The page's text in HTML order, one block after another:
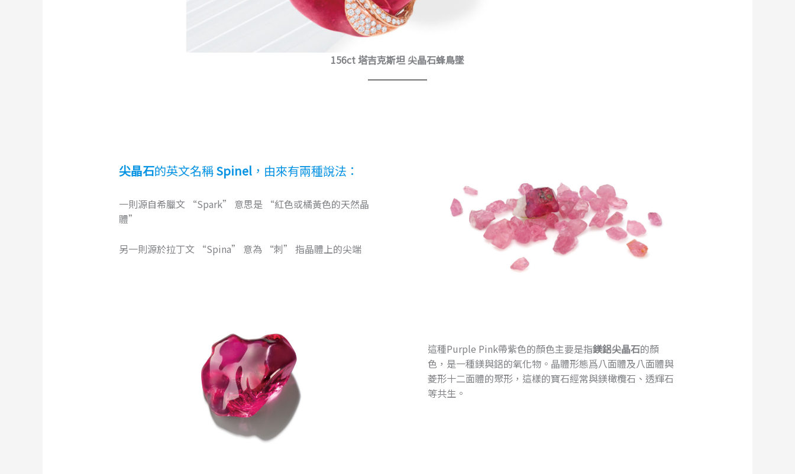
156ct 塔吉克斯坦 尖晶石蜂鳥墜
尖晶石的英文名稱Spinel ，由來有兩種說法：
一則源自希臘文 “Spark” 意思是 “紅色或橘黃色的天然晶
體”
另一則源於拉丁文 “Spina” 意為 “刺” 指晶體上的尖端
這種Purple Pink帶紫色的顏色主要是指鎂鋁尖晶石的顏
色，是一種鎂與鋁的氧化物。晶體形態爲八面體及八面體與
菱形十二面體的聚形，這樣的寶石經常與鎂橄欖石、透輝石
等共生。